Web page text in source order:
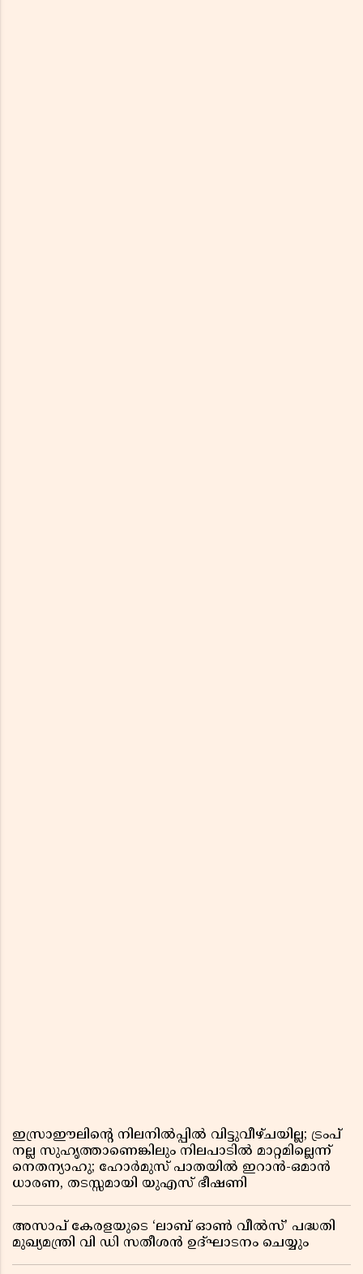
ഇസ്രാഈലിന്റെ നിലനിൽപ്പിൽ വിട്ടുവീഴ്ചയില്ല; ട്രംപ്
നല്ല സുഹൃത്താണെങ്കിലും നിലപാടിൽ മാറ്റമില്ലെന്ന്
നെതന്യാഹു; ഹോർമുസ് പാതയിൽ ഇറാൻ-ഒമാൻ
ധാരണ, തടസ്സമായി യുഎസ് ഭീഷണി
അസാപ് കേരളയുടെ ‘ലാബ് ഓൺ വീൽസ്’ പദ്ധതി
മുഖ്യമന്ത്രി വി ഡി സതീശൻ ഉദ്ഘാടനം ചെയ്യും